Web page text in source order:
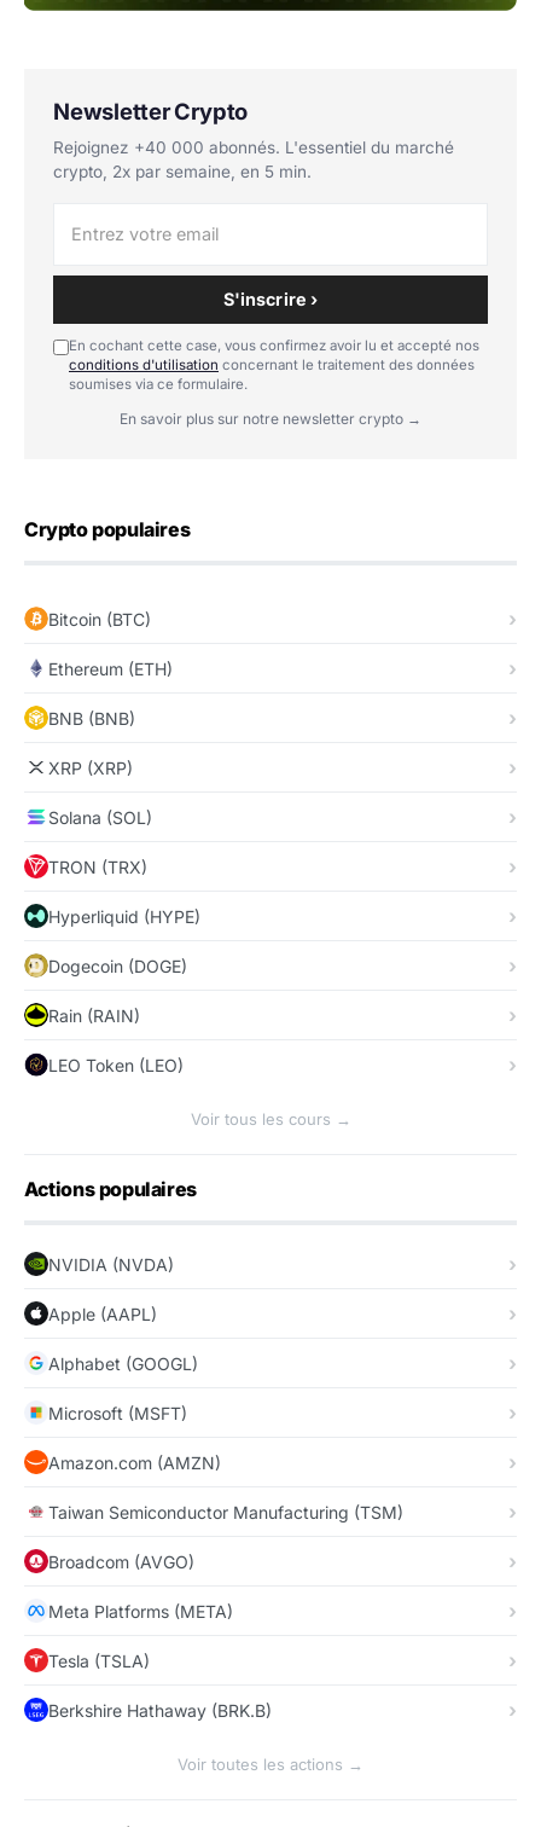
Newsletter Crypto
Rejoignez +40 000 abonnés. L'essentiel du marché
crypto, 2x par semaine, en 5 min.
S'inscrire ›
En cochant cette case, vous confirmez avoir lu et accepté nos
conditions d'utilisation concernant le traitement des données
soumises via ce formulaire.
En savoir plus sur notre newsletter crypto →
Crypto populaires
Bitcoin (BTC)
Ethereum (ETH)
BNB (BNB)
XRP (XRP)
Solana (SOL)
TRON (TRX)
Hyperliquid (HYPE)
Dogecoin (DOGE)
Rain (RAIN)
LEO Token (LEO)
Voir tous les cours →
Actions populaires
NVIDIA (NVDA)
Apple (AAPL)
Alphabet (GOOGL)
Microsoft (MSFT)
Amazon.com (AMZN)
Taiwan Semiconductor Manufacturing (TSM)
Broadcom (AVGO)
Meta Platforms (META)
Tesla (TSLA)
Berkshire Hathaway (BRK.B)
Voir toutes les actions →